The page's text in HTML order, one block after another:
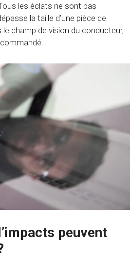
les éclats ne sont pas
la taille d’une pièce de
champ de vision du conducteur,
peuvent